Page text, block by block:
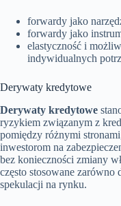
forwardy jako
forwardy jako
elastyczność i
indywidualnych
Derywaty kredytowe
Derywaty kredytowe
ryzykiem związanym z
pomiędzy różnymi
inwestorom na
bez konieczności zmiany
często stosowane
spekulacji na rynku.